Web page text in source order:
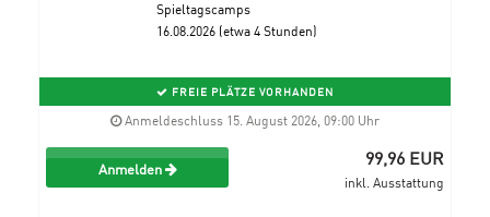
Spieltagscamps
16.08.2026 (etwa 4 Stunden)
FREIE PLÄTZE VORHANDEN
Anmeldeschluss 15. August 2026, 09:00 Uhr
Anmelden 99,96 EUR
inkl. Ausstattung